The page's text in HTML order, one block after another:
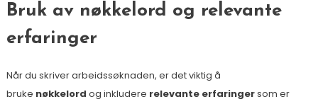
Bruk av nøkkelord og relevante
erfaringer
Når du skriver arbeidssøknaden, er det viktig å
bruke nøkkelord og inkludere relevante erfaringersom er